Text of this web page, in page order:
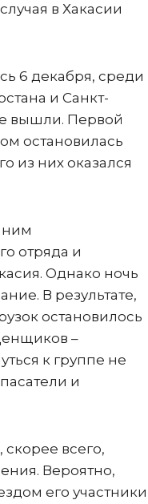
в Хакасии
6 декабря, среди
и Санкт-
вышли. Первой
остановилась
из них оказался
ним
отряда и
Однако ночь
В результате,
остановилось
–
к группе не
и
всего,
Вероятно,
его участники